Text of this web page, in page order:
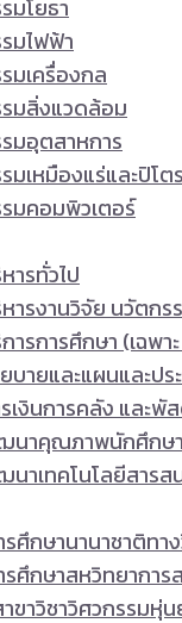
มโยธา
มไฟฟ้า
มเครื่องกล
มสิ่งแวดล้อม
มอุตสาหการ
มเหมืองแร่และปิโต
มคอมพิวเตอร์
ารทั่วไป
ารงานวิจัย นวัตกร
ารการศึกษา (เฉพา
บายและแผนและป
เงินการคลัง และพั
นาคุณภาพนักศึกษา
าเทคโนโลยีสารส
ศึกษานานาชาติทา
ศึกษาสหวิทยาการ
ขาวิชาวิศวกรรม